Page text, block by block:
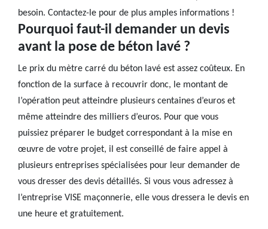
besoin. Contactez-le pour de plus amples informations !
Pourquoi faut-il demander un devis
avant la pose de béton lavé ?
Le prix du mètre carré du béton lavé est assez coûteux. En
fonction de la surface à recouvrir donc, le montant de
l’opération peut atteindre plusieurs centaines d’euros et
même atteindre des milliers d’euros. Pour que vous
puissiez préparer le budget correspondant à la mise en
œuvre de votre projet, il est conseillé de faire appel à
plusieurs entreprises spécialisées pour leur demander de
vous dresser des devis détaillés. Si vous vous adressez à
l’entreprise VISE maçonnerie, elle vous dressera le devis en
une heure et gratuitement.